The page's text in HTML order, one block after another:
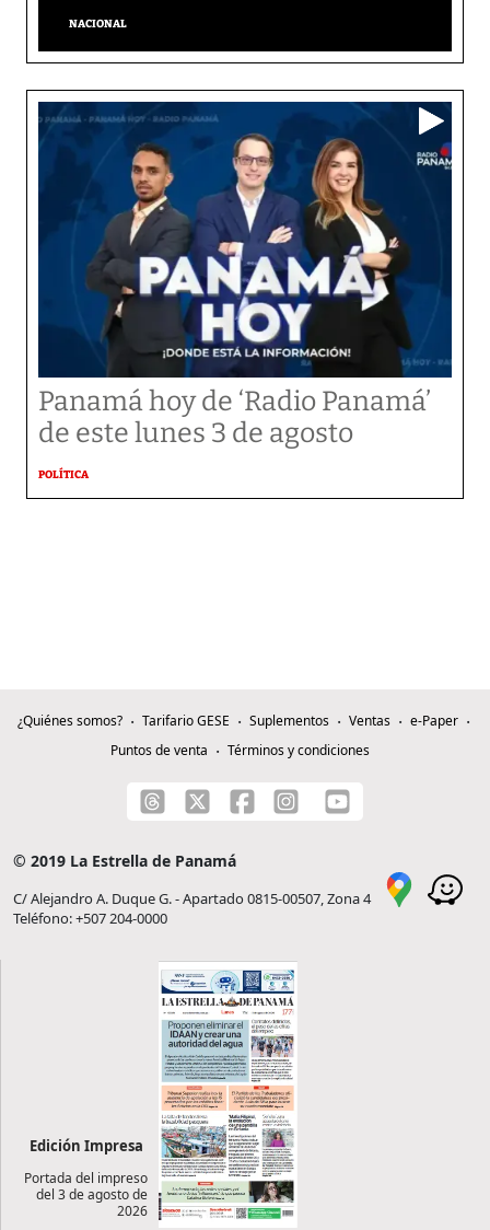
NACIONAL
Panamá hoy de ‘Radio Panamá’
de este lunes 3 de agosto
POLÍTICA
¿Quiénes somos? Tarifario GESE Suplementos Ventas
e-Paper
Puntos de venta
Términos y condiciones
© 2019 La Estrella de Panamá
C/ Alejandro A. Duque G. - Apartado 0815-00507, Zona 4
Teléfono: +507 204-0000
Edición Impresa
Portada del impreso
del 3 de agosto de
2026